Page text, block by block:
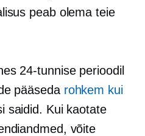
peab olema teie
24-tunniseperioodil
pääseda rohkem kui
saidid. Kui kaotate
võite